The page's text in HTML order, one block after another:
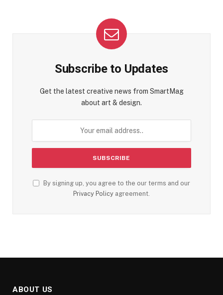
Subscribe to Updates
Get the latest creative news from SmartMag
about art & design.
By signing up, you agree to the our terms and our
Privacy Policy agreement.
ABOUT US